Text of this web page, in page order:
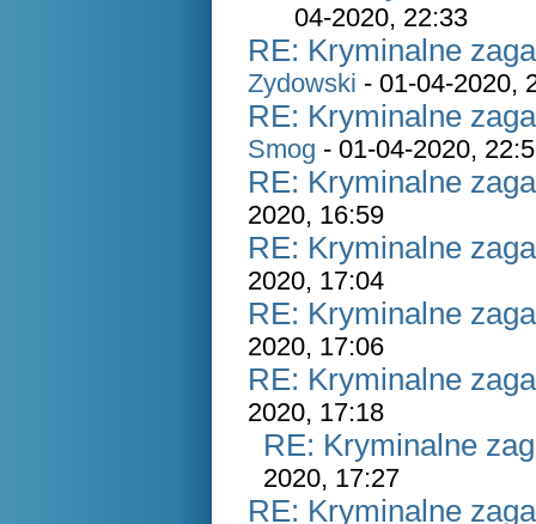
04-2020, 22:33
RE: Kryminalne
Zydowski - 01-04-2020,
RE: Kryminalne
Smog - 01-04-2020,
RE: Kryminalne
2020, 16:59
RE: Kryminalne
2020, 17:04
RE: Kryminalne
2020, 17:06
RE: Kryminalne
2020, 17:18
RE: Kryminalne
2020, 17:27
RE: Kryminalne